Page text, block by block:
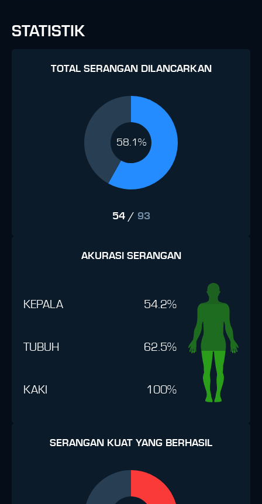
STATISTIK
TOTAL SERANGAN DILANCARKAN
58.1%
54/ 93
AKURASI SERANGAN
KEPALA 54.2%
TUBUH 62.5%
KAKI 100%
SERANGAN KUAT YANG BERHASIL